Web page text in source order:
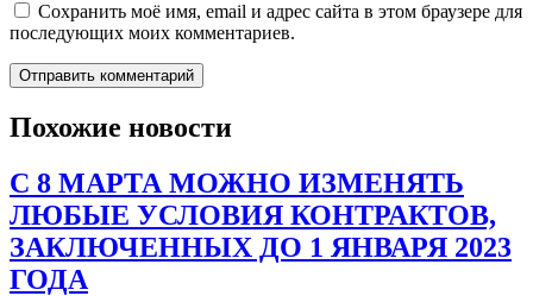
Сохранить моё имя, email и адрес сайта в этом браузере для
последующих моих комментариев.
Похожие новости
С 8 МАРТА МОЖНО ИЗМЕНЯТЬ
ЛЮБЫЕ УСЛОВИЯ КОНТРАКТОВ,
ЗАКЛЮЧЕННЫХ ДО 1 ЯНВАРЯ 2023
ГОДА